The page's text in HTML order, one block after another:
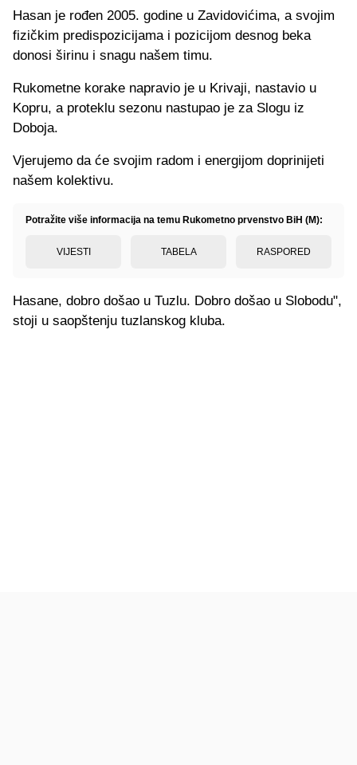
Hasan je rođen 2005. godine u Zavidovićima, a svojim
fizičkim predispozicijama i pozicijom desnog beka
donosi širinu i snagu našem timu.
Rukometne korake napravio je u Krivaji, nastavio u
Kopru, a proteklu sezonu nastupao je za Slogu iz
Doboja.
Vjerujemo da će svojim radom i energijom doprinijeti
našem kolektivu.
Potražite više informacija na temu Rukometno prvenstvo BiH (M):
VIJESTI TABELA RASPORED
Hasane, dobro došao u Tuzlu. Dobro došao u Slobodu",
stoji u saopštenju tuzlanskog kluba.